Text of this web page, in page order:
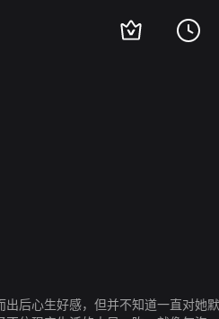
后心生好感，但并不知道一直对她